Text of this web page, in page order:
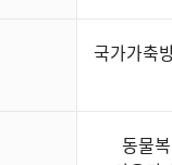
국가가축
동물